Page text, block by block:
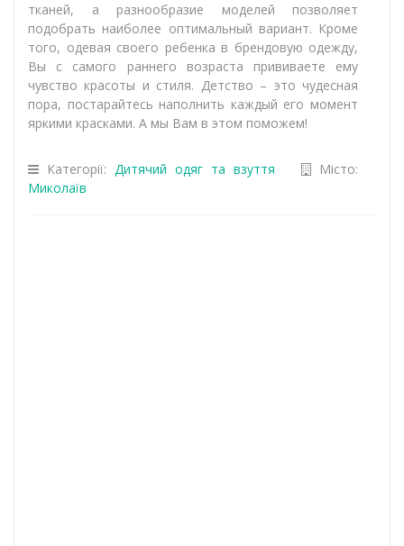
тканей, а разнообразие моделей позволяет
подобрать наиболее оптимальный вариант. Кроме
того, одевая своего ребенка в брендовую одежду,
Вы с самого раннего возраста прививаете ему
чувство красоты и стиля. Детство – это чудесная
пора, постарайтесь наполнить каждый его момент
яркими красками. А мы Вам в этом поможем!
Категорії: Дитячий одяг та взуття
Місто:
Миколаїв